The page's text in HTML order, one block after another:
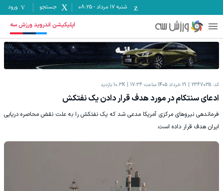
شنبه ۱۷ مرداد -
08:25 جستجو ورود
اپلیکیشن اندروید ورزش سه
کد: 2367035 21 خرداد 1405 ساعت 17:36 10.3K بازدید
ادعای سنتکام در مورد هدف قرار دادن یک نفتکش
فرماندهی نیروهای مرکزی آمریکا مدعی شد که یک نفتکش را به علت نقض محاصره دریایی
ایران هدف قرار داده است.